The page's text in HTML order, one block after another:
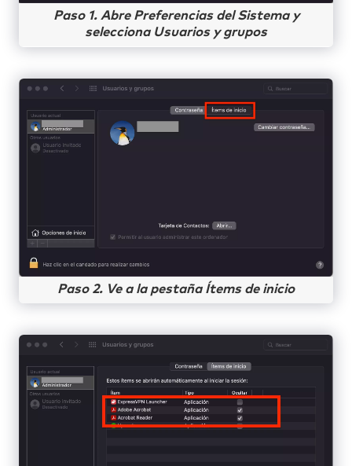
Paso 1. Abre Preferencias del Sistema y
selecciona Usuarios y grupos
Paso 2. Ve a la pestaña Ítems de inicio